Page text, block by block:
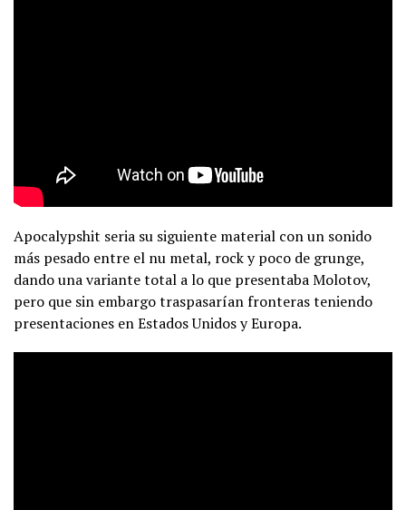
Apocalypshit seria su siguiente material con un sonido
más pesado entre el nu metal, rock y poco de grunge,
dando una variante total a lo que presentaba Molotov,
pero que sin embargo traspasarían fronteras teniendo
presentaciones en Estados Unidos y Europa.